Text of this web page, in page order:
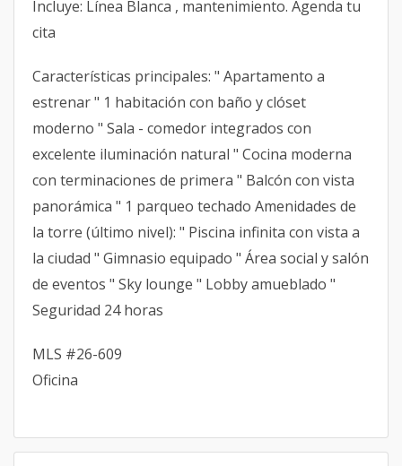
Incluye: Línea Blanca , mantenimiento. Agenda tu
cita
Características principales: " Apartamento a
estrenar " 1 habitación con baño y clóset
moderno " Sala - comedor integrados con
excelente iluminación natural " Cocina moderna
con terminaciones de primera " Balcón con vista
panorámica " 1 parqueo techado Amenidades de
la torre (último nivel): " Piscina infinita con vista a
la ciudad " Gimnasio equipado " Área social y salón
de eventos " Sky lounge " Lobby amueblado "
Seguridad 24 horas
MLS #26-609
Oficina